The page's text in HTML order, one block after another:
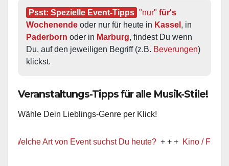
Psst: Spezielle Event-Tipps "nur" für's
Wochenende oder nur für heute in Kassel
Paderborn oder in Marburg, findest Du wenn
Du, auf den jeweiligen Begriff (z.B. Beverungen)
klickst.
Veranstaltungs-Tipps für alle Musik-Stile!
Wähle Dein Lieblings-Genre per Klick!
Art von Event suchst Du heute? + + + Kino / Film + + +